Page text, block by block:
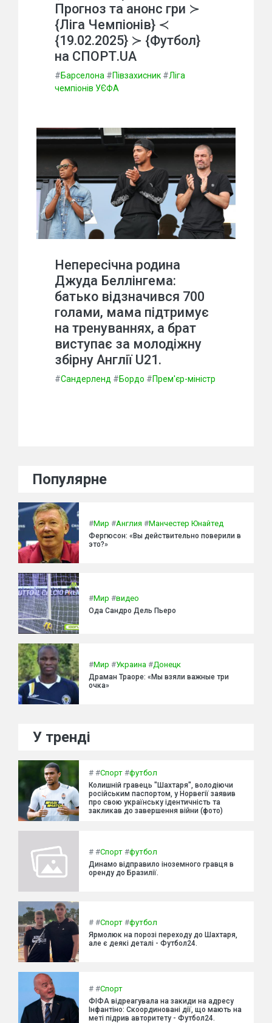
Прогноз та анонс гри ≻
{Ліга Чемпіонів} ≺
{19.02.2025} ≻ {Футбол}
на СПОРТ.UA
#Барселона #Півзахисник #Ліга
чемпіонів УЄФА
Непересічна родина
Джуда Беллінгема:
батько відзначився 700
голами, мама підтримує
на тренуваннях, а брат
виступає за молодіжну
збірну Англії U21.
#Сандерленд #Бордо #Прем'єр-міністр
Популярне
#Мир #Англия #Манчестер Юнайтед
Фергюсон: «Вы действительно поверили в
это?»
#Мир #видео
Ода Сандро Дель Пьеро
#Мир #Украина #Донецк
Драман Траоре: «Мы взяли важные три
очка»
У тренді
# #Спорт #футбол
Колишній гравець "Шахтаря", володіючи
російським паспортом, у Норвегії заявив
про свою українську ідентичність та
закликав до завершення війни (фото)
# #Спорт #футбол
Динамо відправило іноземного гравця в
оренду до Бразилії.
# #Спорт #футбол
Ярмолюк на порозі переходу до Шахтаря,
але є деякі деталі - Футбол24.
# #Спорт
ФІФА відреагувала на закиди на адресу
Інфантіно: Скоординовані дії, що мають на
меті підрив авторитету - Футбол24.